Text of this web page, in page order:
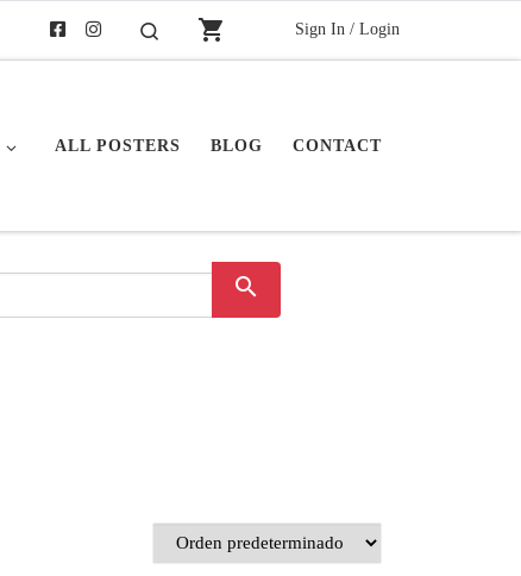
Buscarshopping_cart Sign In / Login
ALL POSTERS BLOG CONTACT
search